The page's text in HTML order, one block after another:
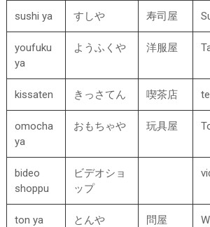
sushi ya すしや 寿司屋
youfuku
ya
ようふくや 洋服屋
kissaten きっさてん 喫茶店
omocha
ya
おもちゃや 玩具屋
bideo
shoppu
ビデオショ
ップ
ton ya とんや 問屋